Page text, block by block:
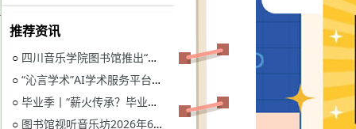
推荐资讯
○ 四川音乐学院图书馆推出“忆长征？书香路”纪念中国工农红军长征胜利90周年系列活动
○ “沁言学术”AI学术服务平台开通试用
○ 毕业季丨“薪火传承？毕业生图书漂流”活动
○ 图书馆视听音乐坊2026年6月展播季